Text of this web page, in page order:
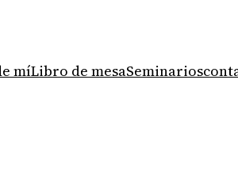
míLibro de mesaSeminarios